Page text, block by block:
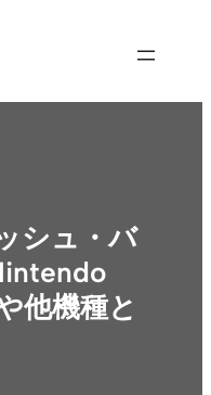
シュ・バ
他機種と